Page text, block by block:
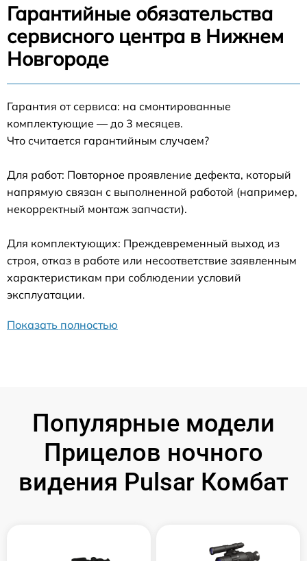
Гарантийные обязательства
сервисного центра в Нижнем
Новгороде
Гарантия от сервиса: на смонтированные
комплектующие — до 3 месяцев.
Что считается гарантийным случаем?
Для работ: Повторное проявление дефекта, который
напрямую связан с выполненной работой (например,
некорректный монтаж запчасти).
Для комплектующих: Преждевременный выход из
строя, отказ в работе или несоответствие заявленным
характеристикам при соблюдении условий
эксплуатации.
Показать полностью
Популярные модели
Прицелов ночного
видения Pulsar Комбат